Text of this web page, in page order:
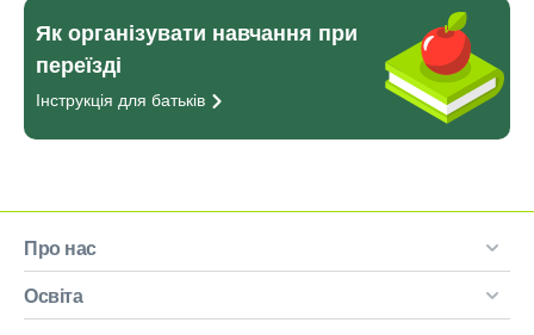
Як організувати навчання при
переїзді
Інструкція для батьків
Про нас
Освіта